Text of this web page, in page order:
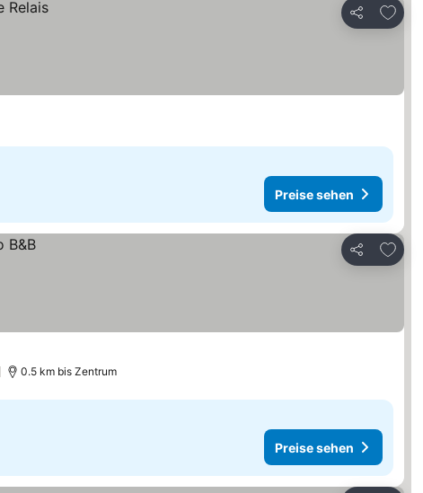
Teilen
Zu
Preise sehen
Teilen
Zu
0.5 km bis Zentrum
Preise sehen